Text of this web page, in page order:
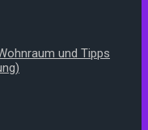
und Tipps